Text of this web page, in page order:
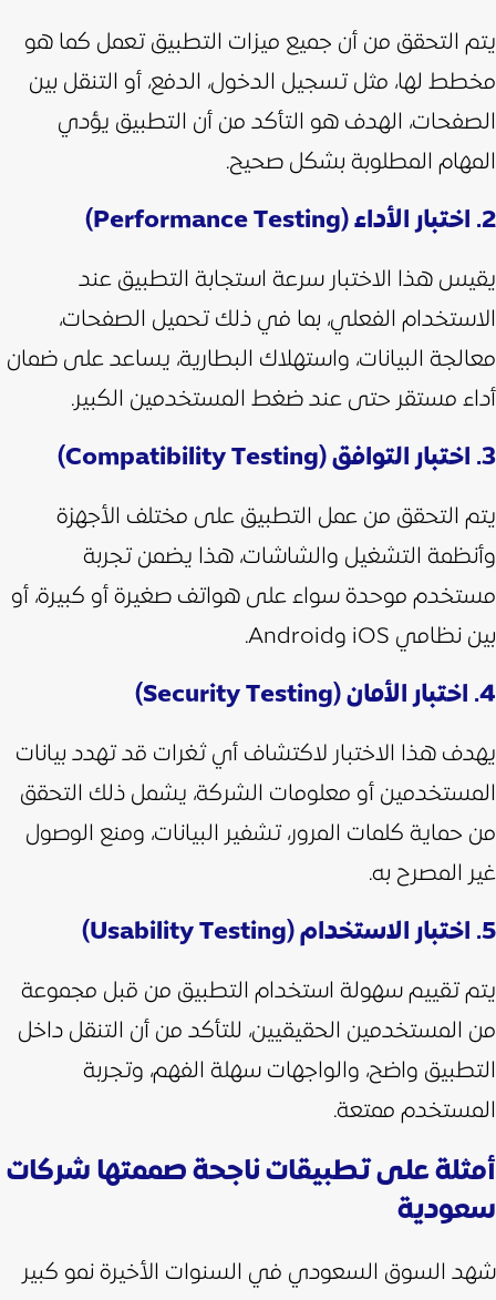
يتم التحقق من أن جميع ميزات التطبيق تعمل كما هو
مخطط لها، مثل تسجيل الدخول، الدفع، أو التنقل بين
الصفحات، الهدف هو التأكد من أن التطبيق يؤدي
المهام المطلوبة بشكل صحيح.
2. اختبار الأداء (Performance Testing)
يقيس هذا الاختبار سرعة استجابة التطبيق عند
الاستخدام الفعلي، بما في ذلك تحميل الصفحات،
معالجة البيانات، واستهلاك البطارية، يساعد على ضمان
أداء مستقر حتى عند ضغط المستخدمين الكبير.
3. اختبار التوافق (Compatibility Testing)
يتم التحقق من عمل التطبيق على مختلف الأجهزة
وأنظمة التشغيل والشاشات، هذا يضمن تجربة
مستخدم موحدة سواء على هواتف صغيرة أو كبيرة، أو
بين نظامي iOS وAndroid.
4. اختبار الأمان (Security Testing)
يهدف هذا الاختبار لاكتشاف أي ثغرات قد تهدد بيانات
المستخدمين أو معلومات الشركة، يشمل ذلك التحقق
من حماية كلمات المرور، تشفير البيانات، ومنع الوصول
غير المصرح به.
5. اختبار الاستخدام (Usability Testing)
يتم تقييم سهولة استخدام التطبيق من قبل مجموعة
من المستخدمين الحقيقيين، للتأكد من أن التنقل داخل
التطبيق واضح، والواجهات سهلة الفهم، وتجربة
المستخدم ممتعة.
أمثلة على تطبيقات ناجحة صممتها شركات
سعودية
شهد السوق السعودي في السنوات الأخيرة نمو كبير